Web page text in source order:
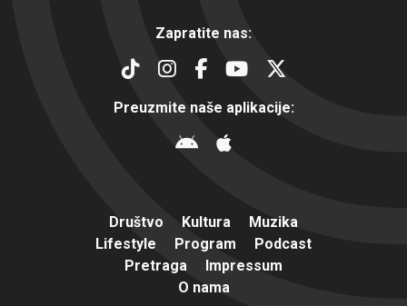
Zapratite nas:
Preuzmite naše aplikacije:
Društvo Kultura
Muzika
Lifestyle
Program
Podcast
Pretraga
Impressum
O nama